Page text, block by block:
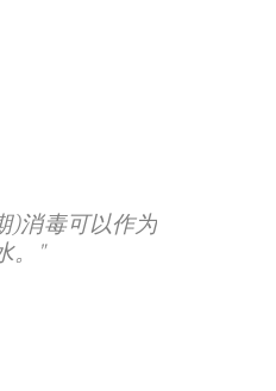
)消毒可以作为
。”